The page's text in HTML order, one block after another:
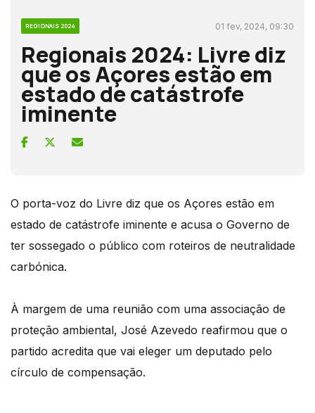
REGIONAIS 2024 01 fev, 2024, 09:30
Regionais 2024: Livre diz
que os Açores estão em
estado de catástrofe
iminente
O porta-voz do Livre diz que os Açores estão em
estado de catástrofe iminente e acusa o Governo de
ter sossegado o público com roteiros de neutralidade
carbónica.
À margem de uma reunião com uma associação de
proteção ambiental, José Azevedo reafirmou que o
partido acredita que vai eleger um deputado pelo
círculo de compensação.